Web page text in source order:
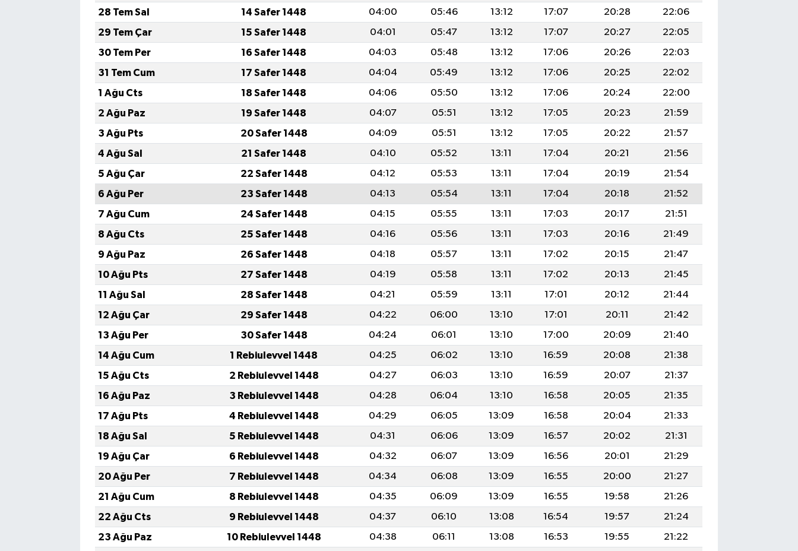
28 Tem Sal
14 Safer 1448 04:00 05:46 13:12 17:07 20:28
22:06
29 Tem Çar
15 Safer 1448 04:01 05:47 13:12 17:07 20:27
22:05
30 Tem Per
16 Safer 1448 04:03 05:48 13:12 17:06 20:26
22:03
31 Tem Cum
17 Safer 1448 04:04 05:49 13:12 17:06 20:25
22:02
1 Ağu Cts
18 Safer 1448 04:06 05:50 13:12 17:06 20:24
22:00
2 Ağu Paz
19 Safer 1448 04:07 05:51 13:12 17:05 20:23
21:59
3 Ağu Pts
20 Safer 1448 04:09 05:51 13:12 17:05 20:22
21:57
4 Ağu Sal
21 Safer 1448 04:10 05:52 13:11 17:04 20:21
21:56
5 Ağu Çar
22 Safer 1448 04:12 05:53 13:11 17:04 20:19
21:54
6 Ağu Per
23 Safer 1448 04:13 05:54 13:11 17:04 20:18
21:52
7 Ağu Cum
24 Safer 1448 04:15 05:55 13:11 17:03 20:17
21:51
8 Ağu Cts
25 Safer 1448 04:16 05:56 13:11 17:03 20:16
21:49
9 Ağu Paz
26 Safer 1448 04:18 05:57 13:11 17:02 20:15
21:47
10 Ağu Pts
27 Safer 1448 04:19 05:58 13:11 17:02 20:13
21:45
11 Ağu Sal
28 Safer 1448 04:21 05:59 13:11 17:01 20:12
21:44
12 Ağu Çar
29 Safer 1448 04:22 06:00 13:10 17:01 20:11
21:42
13 Ağu Per
30 Safer 1448 04:24 06:01 13:10 17:00 20:09
21:40
14 Ağu Cum
1 Rebiulevvel 1448 04:25 06:02 13:10 16:59 20:08
21:38
15 Ağu Cts
2 Rebiulevvel 1448 04:27 06:03 13:10 16:59 20:07
21:37
16 Ağu Paz
3 Rebiulevvel 1448 04:28 06:04 13:10 16:58 20:05
21:35
17 Ağu Pts
4 Rebiulevvel 1448 04:29 06:05 13:09 16:58 20:04
21:33
18 Ağu Sal
5 Rebiulevvel 1448 04:31 06:06 13:09 16:57 20:02
21:31
19 Ağu Çar
6 Rebiulevvel 1448 04:32 06:07 13:09 16:56 20:01
21:29
20 Ağu Per
7 Rebiulevvel 1448 04:34 06:08 13:09 16:55 20:00
21:27
21 Ağu Cum
8 Rebiulevvel 1448 04:35 06:09 13:09 16:55 19:58
21:26
22 Ağu Cts
9 Rebiulevvel 1448 04:37 06:10 13:08 16:54 19:57
21:24
23 Ağu Paz
10 Rebiulevvel 1448 04:38 06:11 13:08 16:53 19:55
21:22